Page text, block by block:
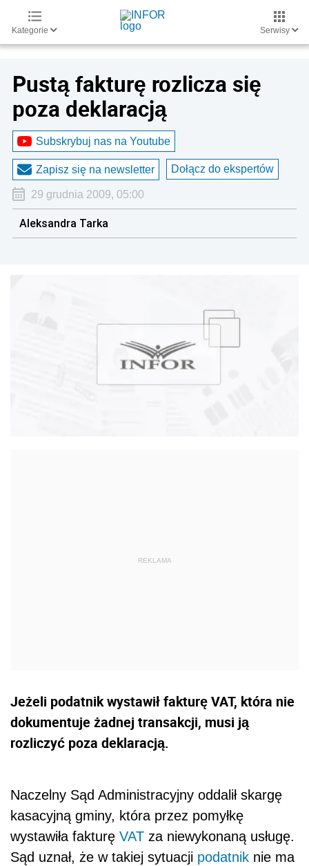
Kategorie Serwisy
Pustą fakturę rozlicza się
poza deklaracją
Subskrybuj nas na Youtube
Zapisz się na newsletter Dołącz do ekspertów
29 grudnia 2009, 05:00
Aleksandra Tarka
Jeżeli podatnik wystawił fakturę VAT, która nie
dokumentuje żadnej transakcji, musi ją
rozliczyć poza deklaracją.
Naczelny Sąd Administracyjny oddalił skargę
kasacyjną gminy, która przez pomyłkę
wystawiła fakturę VAT za niewykonaną usługę.
Sąd uznał, że w takiej sytuacji podatnik nie ma